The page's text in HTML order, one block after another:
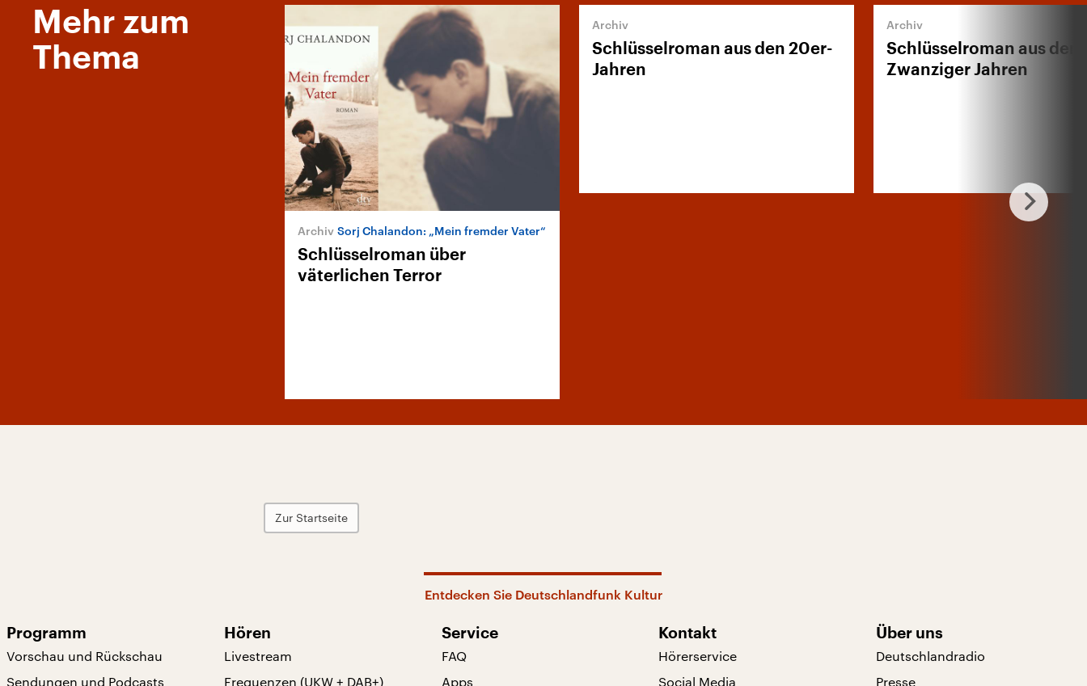
Mehr zum
Thema
Sorj Chalandon: „Mein fremder Vater“
Schlüsselroman über
väterlichen Terror
Schlüsselroman aus den 20er-
Jahren
Schlüsselroman aus den
Zwanziger Jahren
Zur Startseite
Entdecken Sie Deutschlandfunk Kultur
Programm
Vorschau und Rückschau
Sendungen und Podcasts
Hören
Livestream
Frequenzen (UKW + DAB+)
Service
FAQ
Apps
Kontakt
Hörerservice
Social Media
Über uns
Deutschlandradio
Presse